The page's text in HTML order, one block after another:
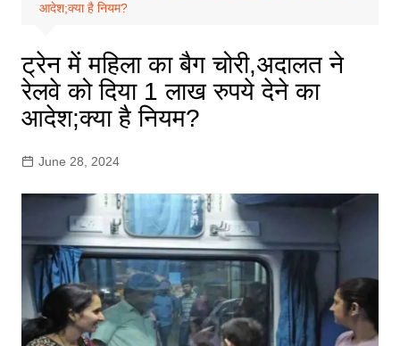
आदेश;क्‍या है न‍ियम?
ट्रेन में मह‍िला का बैग चोरी,अदालत ने
रेलवे को द‍िया 1 लाख रुपये देने का
आदेश;क्‍या है न‍ियम?
June 28, 2024